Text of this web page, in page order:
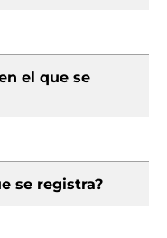
el que se
se registra?